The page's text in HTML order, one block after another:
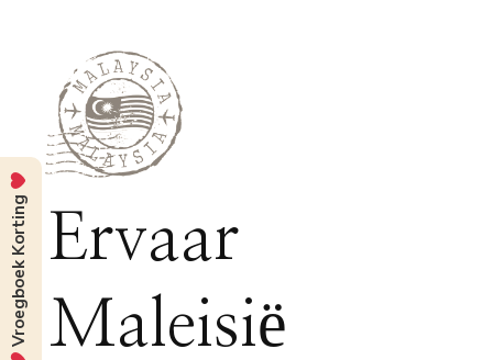
Ervaar
Maleisië
Vroegboek Korting